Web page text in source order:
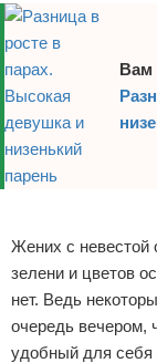
Вам
Жених с
зелени и цветов
нет. Ведь
очередь вечером,
удобный для себя